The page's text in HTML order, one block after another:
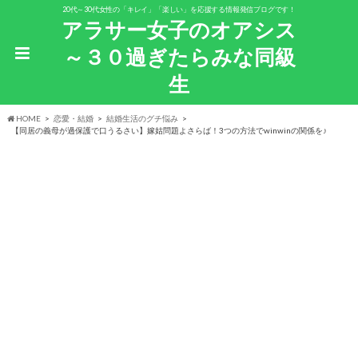
20代～30代女性の「キレイ」「楽しい」を応援する情報発信ブログです！
アラサー女子のオアシス
～３０過ぎたらみな同級
生
HOME 恋愛・結婚
結婚生活のグチ悩み
【同居の義母が過保護で口うるさい】嫁姑問題よさらば！3つの方法でwinwinの関係を♪